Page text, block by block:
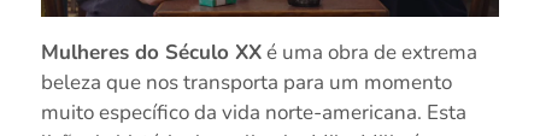
Mulheres do Século XXé uma obra de extrema
beleza que nos transporta para um momento
muito específico da vida norte-americana. Esta